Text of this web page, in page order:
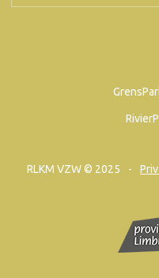
RLKM VZW © 2025